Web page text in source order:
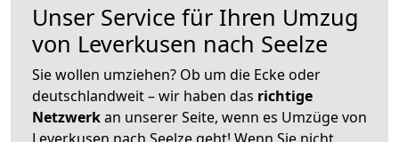
Unser Service für Ihren Umzug
von Leverkusen nach Seelze
Sie wollen umziehen? Ob um die Ecke oder
deutschlandweit – wir haben das richtige
Netzwerkan unserer Seite, wenn es Umzüge von